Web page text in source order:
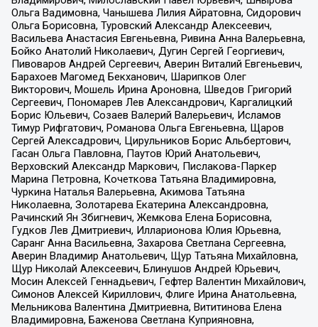
Ольга Вадимовна, Чанышева Лилия Айратовна, Сидорович
Ольга Борисовна, Туровский Александр Алексеевич,
Васильева Анастасия Евгеньевна, Ривина Анна Валерьевна,
Бойко Анатолий Николаевич, Дугин Сергей Георгиевич,
Пивоваров Андрей Сергеевич, Аверин Виталий Евгеньевич,
Барахоев Магомед Бекханович, Шарипков Олег
Викторович, Мошель Ирина Ароновна, Шведов Григорий
Сергеевич, Пономарев Лев Александрович, Каргалицкий
Борис Юльевич, Созаев Валерий Валерьевич, Исламов
Тимур Рифгатович, Романова Ольга Евгеньевна, Щаров
Сергей Алексадрович, Цирульников Борис Альбертович,
Гасан Ольга Павловна, Паутов Юрий Анатольевич,
Верховский Александр Маркович, Пислакова-Паркер
Марина Петровна, Кочеткова Татьяна Владимировна,
Чуркина Наталья Валерьевна, Акимова Татьяна
Николаевна, Золотарева Екатерина Александровна,
Рачинский Ян Збигневич, Жемкова Елена Борисовна,
Гудков Лев Дмитриевич, Илларионова Юлия Юрьевна,
Саранг Анна Васильевна, Захарова Светлана Сергеевна,
Аверин Владимир Анатольевич, Щур Татьяна Михайловна,
Щур Николай Алексеевич, Блинушов Андрей Юрьевич,
Мосин Алексей Геннадьевич, Гефтер Валентин Михайлович,
Симонов Алексей Кириллович, Флиге Ирина Анатольевна,
Мельникова Валентина Дмитриевна, Вититинова Елена
Владимировна, Баженова Светлана Куприяновна,